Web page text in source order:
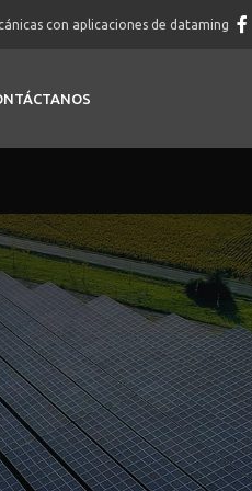
con aplicaciones de dataming
la
Gratuits